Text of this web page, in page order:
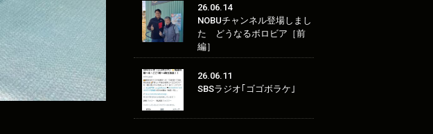
26.06.14
NOBUチャンネル登場しまし
た どうなるボロビア［前
編］
26.06.11
SBSラジオ｢ゴゴボラケ｣